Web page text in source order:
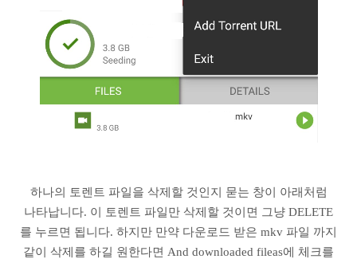
하나의 토렌트 파일을 삭제할 것인지 묻는 창이 아래처럼
나타납니다. 이 토렌트 파일만 삭제할 것이면 그냥 DELETE
를 누르면 됩니다. 하지만 만약 다운로드 받은 mkv 파일 까지
같이 삭제를 하길 원한다면 And downloaded fileas에 체크를